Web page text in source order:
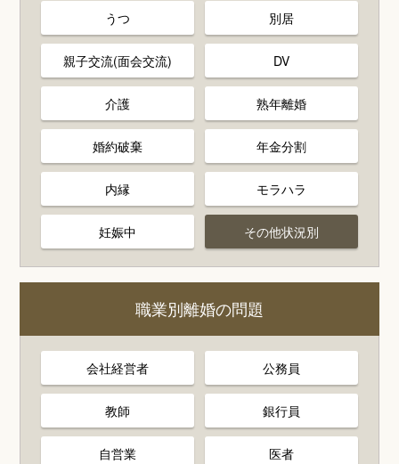
うつ 別居
親子交流(面会交流) DV
介護 熟年離婚
婚約破棄 年金分割
内縁 モラハラ
妊娠中 その他状況別
職業別離婚の問題
会社経営者 公務員
教師 銀行員
自営業 医者